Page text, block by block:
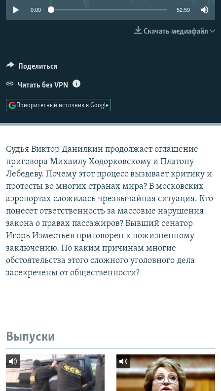
РАСПИСАНИЕ ВЕЩАНИЯ
0:00 52:59
Скачать медиафайл
Поделиться
Читать без VPN
Приоритетный источник в Google
Судья Виктор Данилкин продолжает оглашение
приговора Михаилу Ходорковскому и Платону
Лебедеву. Почему этот процесс вызывает критику и
протесты во многих странах мира? В московских
аэропортах сложилась чрезвычайная ситуация. Кто
понесет ответственность за массовые нарушения
закона о правах пассажиров? Бывший сенатор
Игорь Изместьев приговорен к пожизненному
заключению. По каким причинам многие
обстоятельства этого сложного уголовного дела
засекречены от общественности?
Выпуски